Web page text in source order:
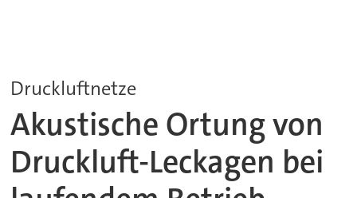
Druckluftnetze
Akustische Ortung von
Druckluft-Leckagen bei